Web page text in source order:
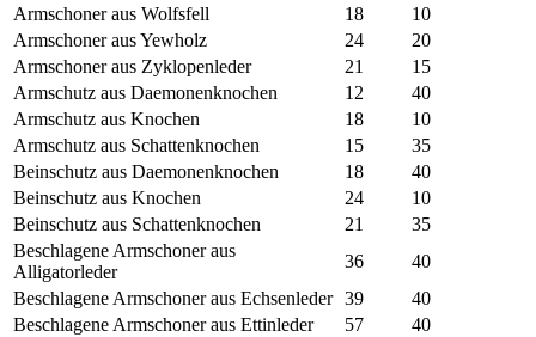
Armschoner aus Wolfsfell
18
10
Armschoner aus Yewholz
24
20
Armschoner aus Zyklopenleder
21
15
Armschutz aus Daemonenknochen
12
40
Armschutz aus Knochen
18
10
Armschutz aus Schattenknochen
15
35
Beinschutz aus Daemonenknochen
18
40
Beinschutz aus Knochen
24
10
Beinschutz aus Schattenknochen
21
35
Beschlagene Armschoner aus
Alligatorleder
36
40
Beschlagene Armschoner aus Echsenleder 39
40
Beschlagene Armschoner aus Ettinleder
57
40